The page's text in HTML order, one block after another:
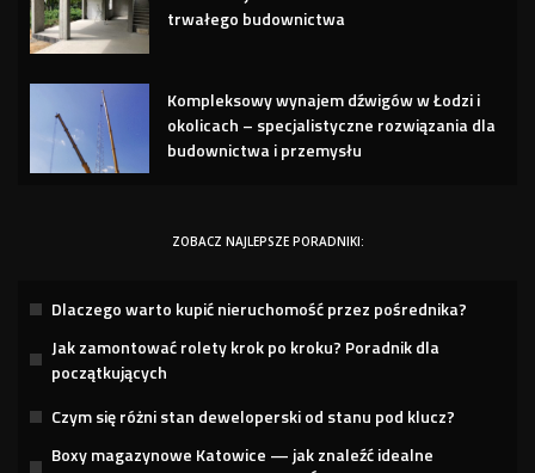
trwałego budownictwa
Kompleksowy wynajem dźwigów w Łodzi i
okolicach – specjalistyczne rozwiązania dla
budownictwa i przemysłu
ZOBACZ NAJLEPSZE PORADNIKI:
Dlaczego warto kupić nieruchomość przez pośrednika?
Jak zamontować rolety krok po kroku? Poradnik dla
początkujących
Czym się różni stan deweloperski od stanu pod klucz?
Boxy magazynowe Katowice — jak znaleźć idealne